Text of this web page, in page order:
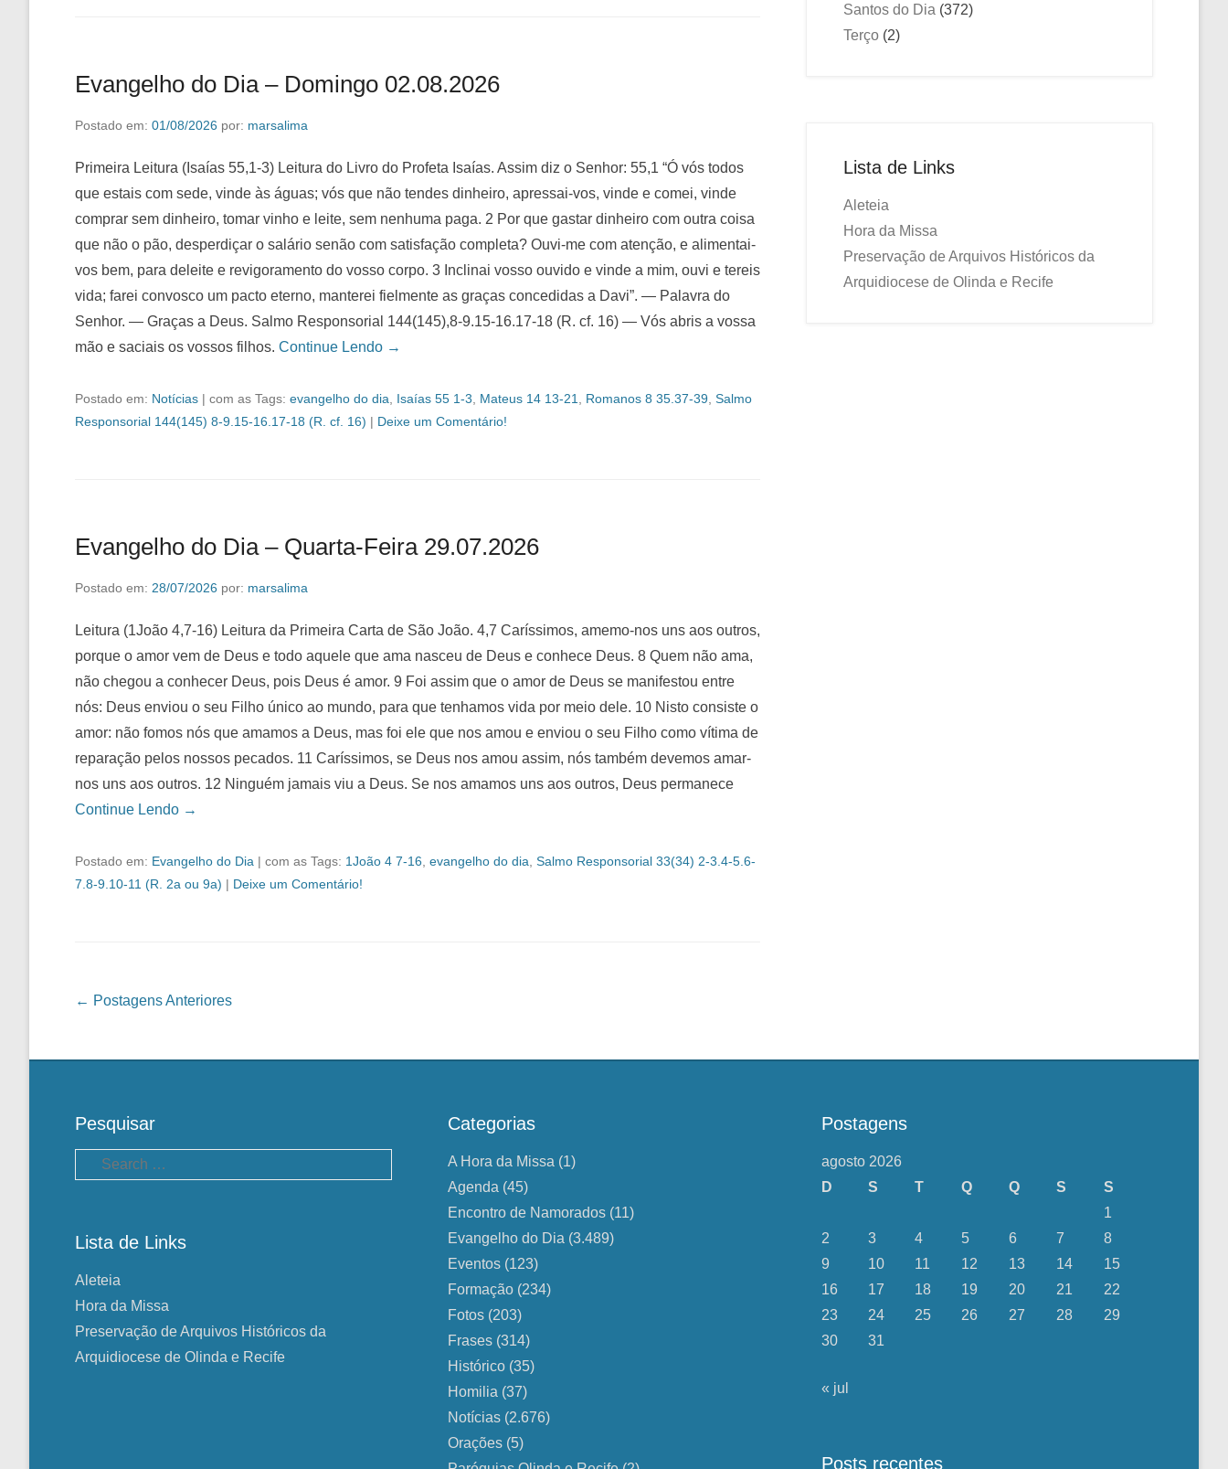
Evangelho do Dia – Domingo 02.08.2026
Postado em: 01/08/2026 por: marsalima
Primeira Leitura (Isaías 55,1-3) Leitura do Livro do Profeta Isaías. Assim diz o Senhor: 55,1 “Ó vós todos
que estais com sede, vinde às águas; vós que não tendes dinheiro, apressai-vos, vinde e comei, vinde
comprar sem dinheiro, tomar vinho e leite, sem nenhuma paga. 2 Por que gastar dinheiro com outra coisa
que não o pão, desperdiçar o salário senão com satisfação completa? Ouvi-me com atenção, e alimentai-
vos bem, para deleite e revigoramento do vosso corpo. 3 Inclinai vosso ouvido e vinde a mim, ouvi e tereis
vida; farei convosco um pacto eterno, manterei fielmente as graças concedidas a Davi”. — Palavra do
Senhor. — Graças a Deus. Salmo Responsorial 144(145),8-9.15-16.17-18 (R. cf. 16) — Vós abris a vossa
mão e saciais os vossos filhos. Continue Lendo →
Postado em: Notícias | com as Tags: evangelho do dia Isaías 55 1-3 Mateus 14 13-21 Romanos 8 35.37-39 Salmo
Responsorial 144(145) 8-9.15-16.17-18 (R. cf. 16) | Deixe um Comentário!
Evangelho do Dia – Quarta-Feira 29.07.2026
Postado em: 28/07/2026 por: marsalima
Leitura (1João 4,7-16) Leitura da Primeira Carta de São João. 4,7 Caríssimos, amemo-nos uns aos outros,
porque o amor vem de Deus e todo aquele que ama nasceu de Deus e conhece Deus. 8 Quem não ama,
não chegou a conhecer Deus, pois Deus é amor. 9 Foi assim que o amor de Deus se manifestou entre
nós: Deus enviou o seu Filho único ao mundo, para que tenhamos vida por meio dele. 10 Nisto consiste o
amor: não fomos nós que amamos a Deus, mas foi ele que nos amou e enviou o seu Filho como vítima de
reparação pelos nossos pecados. 11 Caríssimos, se Deus nos amou assim, nós também devemos amar-
nos uns aos outros. 12 Ninguém jamais viu a Deus. Se nos amamos uns aos outros, Deus permanece
Continue Lendo →
Postado em: Evangelho do Dia | com as Tags: 1João 4 7-16 evangelho do dia Salmo Responsorial 33(34) 2-3.4-5.6-
7.8-9.10-11 (R. 2a ou 9a) | Deixe um Comentário!
Navegação das Postagens
← Postagens Anteriores
Santos do Dia (372)
Terço (2)
Lista de Links
Aleteia
Hora da Missa
Preservação de Arquivos Históricos da
Arquidiocese de Olinda e Recife
Pesquisar
Pesquisa
Lista de Links
Aleteia
Hora da Missa
Preservação de Arquivos Históricos da
Arquidiocese de Olinda e Recife
Categorias
A Hora da Missa (1)
Agenda (45)
Encontro de Namorados (11)
Evangelho do Dia (3.489)
Eventos (123)
Formação (234)
Fotos (203)
Frases (314)
Histórico (35)
Homilia (37)
Notícias (2.676)
Orações (5)
Postagens
agosto 2026
D
S T Q Q S
S
1
2
3 4 5 6 7
8
9
10 11 12 13 14
15
16
17 18 19 20 21
22
23
24 25 26 27 28
29
30
31
« jul
Posts recentes